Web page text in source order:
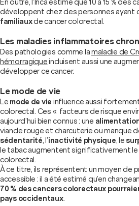
développent chez des personnes ayant
familiauxde cancer colorectal.
Les maladies inflammatoires
Des pathologies comme lamaladie de
hémorragiqueinduisent aussi une
développer ce cancer.
Le mode de vie
Le mode de vie influence aussi
colorectal. Ces « facteurs de risque
aujourd’hui bien connus : une
viande rouge et charcuterie ou manque
sédentarité, l’inactivité physique, le
le tabac augmentent significativement le
colorectal.
À ce titre, ils représentent un moyen de
accessible : il a été estimé qu’en
70 % des cancers colorectaux
pays occidentaux.